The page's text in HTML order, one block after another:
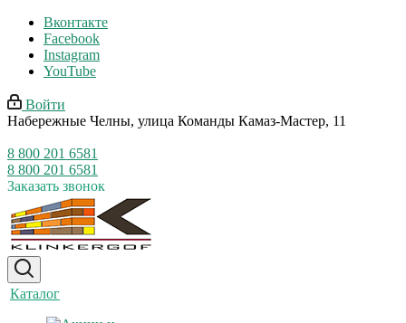
Вконтакте
Facebook
Instagram
YouTube
Войти
Набережные Челны, улица Команды Камаз-Мастер, 11
8 800 201 6581
8 800 201 6581
Заказать звонок
Каталог